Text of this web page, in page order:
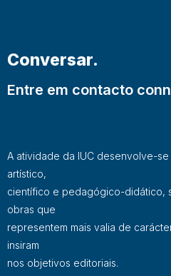
Conversar.
Entre em contacto
A atividade da IUC desenvolve-
artístico,
científico e pedagógico-didático,
obras que
representem mais valia de
insiram
nos objetivos editoriais.